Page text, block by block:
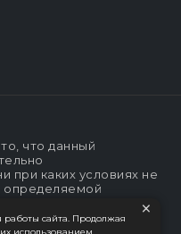
что данный
при каких условиях не
определяемой
Гражданского кодекса
×
сайта. Продолжая